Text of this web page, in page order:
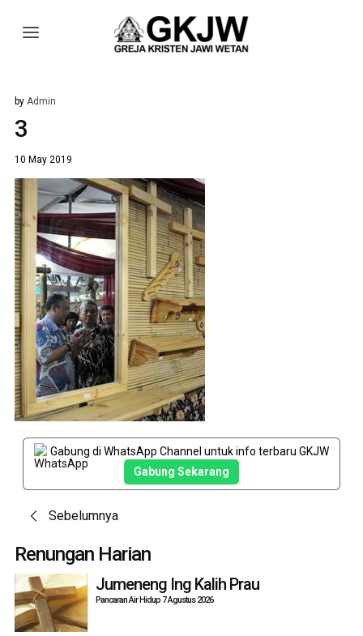
by Admin
3
10 May 2019
Gabung di WhatsApp Channel untuk info terbaru GKJW
Gabung Sekarang
Post
navigation
Sebelumnya
Renungan Harian
Jumeneng Ing Kalih Prau
Pancaran Air Hidup 7 Agustus 2026